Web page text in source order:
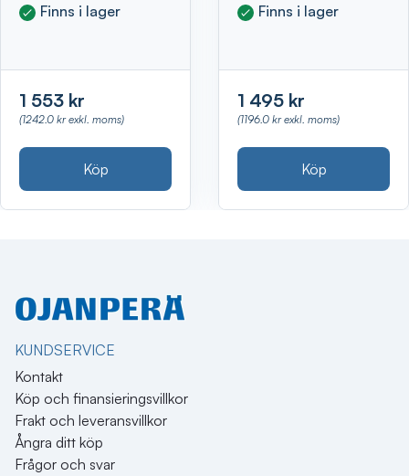
Finns i lager
1 553 kr
(1242.0 kr exkl. moms)
Köp
Finns i lager
1 495 kr
(1196.0 kr exkl. moms)
Köp
KUNDSERVICE
Kontakt
Köp och finansieringsvillkor
Frakt och leveransvillkor
Ångra ditt köp
Frågor och svar